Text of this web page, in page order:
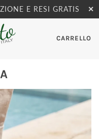
E RESI GRATIS ✕
CARRELLO